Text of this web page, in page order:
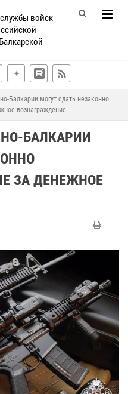
войск
Балкарии могут сдать незаконно
вознаграждение
БАЛКАРИИ
ЗА ДЕНЕЖНОЕ